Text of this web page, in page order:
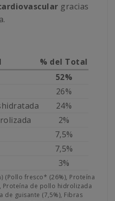
gracias
% del Total
52%
26%
24%
2%
7,5%
7,5%
3%
(Pollo fresco* (26%), Proteína
Proteína de pollo hidrolizada
de guisante (7,5%), Fibras